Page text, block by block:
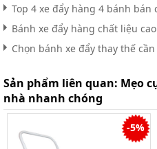
Top 4 xe đẩy hàng 4 bánh bán
Bánh xe đẩy hàng chất liệu
Chọn bánh xe đẩy thay thế
Sản phẩm liên quan: Mẹo
nhà nhanh chóng
-5%